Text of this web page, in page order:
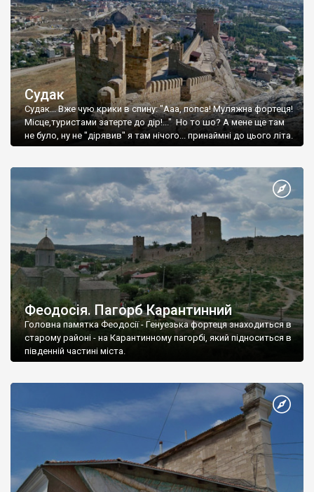
Судак
Судак... Вже чую крики в спину: "Ааа, попса! Муляжна фортеця!
Місце,туристами затерте до дір!..." Но то шо? А мене ще там
не було, ну не "дірявив" я там нічого... принаймні до цього літа.
Феодосія. Пагорб Карантинний
Головна памятка Феодосії - Генуезька фортеця знаходиться в
старому районі - на Карантинному пагорбі, який підноситься в
південній частині міста.